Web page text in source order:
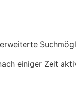
einiger Zeit